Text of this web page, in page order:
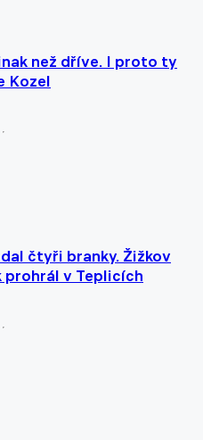
než dříve. I proto ty
Kozel
čtyři branky. Žižkov
v Teplicích